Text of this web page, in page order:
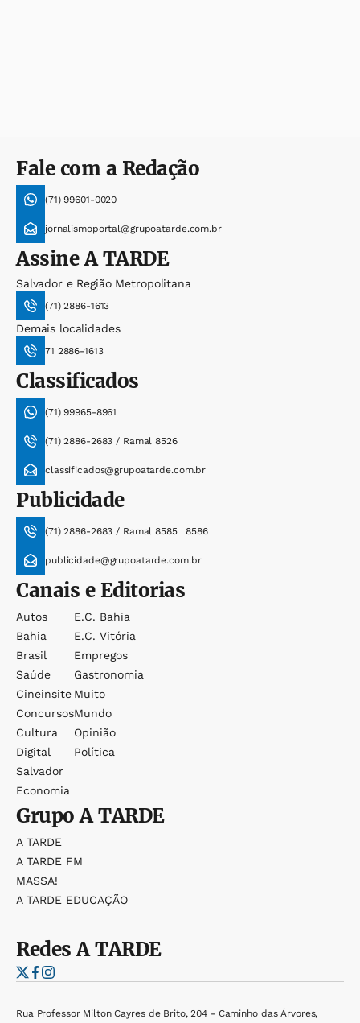
Fale com a Redação
(71) 99601-0020
jornalismoportal@grupoatarde.com.br
AssineA TARDE
Salvador e Região Metropolitana
(71) 2886-1613
Demais localidades
71 2886-1613
Classificados
(71) 99965-8961
(71) 2886-2683 / Ramal 8526
classificados@grupoatarde.com.br
Publicidade
(71) 2886-2683 / Ramal 8585 | 8586
publicidade@grupoatarde.com.br
Canais e Editorias
Autos
Bahia
Brasil
Saúde
Cineinsite
Concursos
Cultura
Digital
Salvador
Economia
E.c. Bahia
E.c. Vitória
Empregos
Gastronomia
Muito
Mundo
Opinião
Política
GrupoA TARDE
A TARDE
A TARDE FM
MASSA!
A TARDE EDUCAÇÃO
RedesA TARDE
Rua Professor Milton Cayres de Brito, 204 - Caminho das Árvores,